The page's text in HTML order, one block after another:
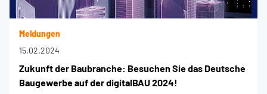
Meldungen
15.02.2024
Zukunft der Baubranche: Besuchen Sie das Deutsche
Baugewerbe auf der digitalBAU 2024!